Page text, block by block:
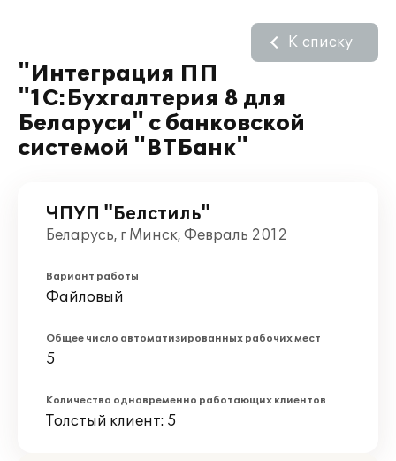
"Интеграция ПП
"1С:Бухгалтерия 8 для
Беларуси" с банковской
системой "ВТБанк"
К списку
ЧПУП "Белстиль"
Беларусь, г Минск, Февраль 2012
Вариант работы
Файловый
Общее число автоматизированных рабочих мест
5
Количество одновременно работающих клиентов
Толстый клиент: 5